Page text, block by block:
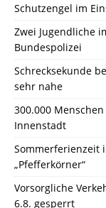
Schutzengel im
Zwei Jugendliche
Bundespolizei
Schrecksekunde
sehr nahe
300.000
Innenstadt
Sommerferienzeit
„Pfefferkörner“
Vorsorgliche
6.8. gesperrt